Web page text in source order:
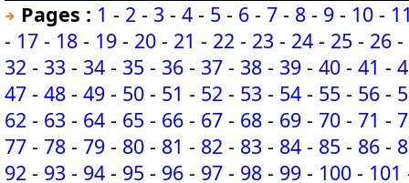
Pages : 1 - 2 - 3 - 4 - 5 - 6 - 7 - 8 - 9 - 10 -
- 17 - 18 - 19 - 20 - 21 - 22 - 23 - 24 - 25 - 26 -
32 - 33 - 34 - 35 - 36 - 37 - 38 - 39 - 40 - 41 -
47 - 48 - 49 - 50 - 51 - 52 - 53 - 54 - 55 - 56 -
62 - 63 - 64 - 65 - 66 - 67 - 68 - 69 - 70 - 71 -
77 - 78 - 79 - 80 - 81 - 82 - 83 - 84 - 85 - 86 -
92 - 93 - 94 - 95 - 96 - 97 - 98 - 99 - 100 - 101